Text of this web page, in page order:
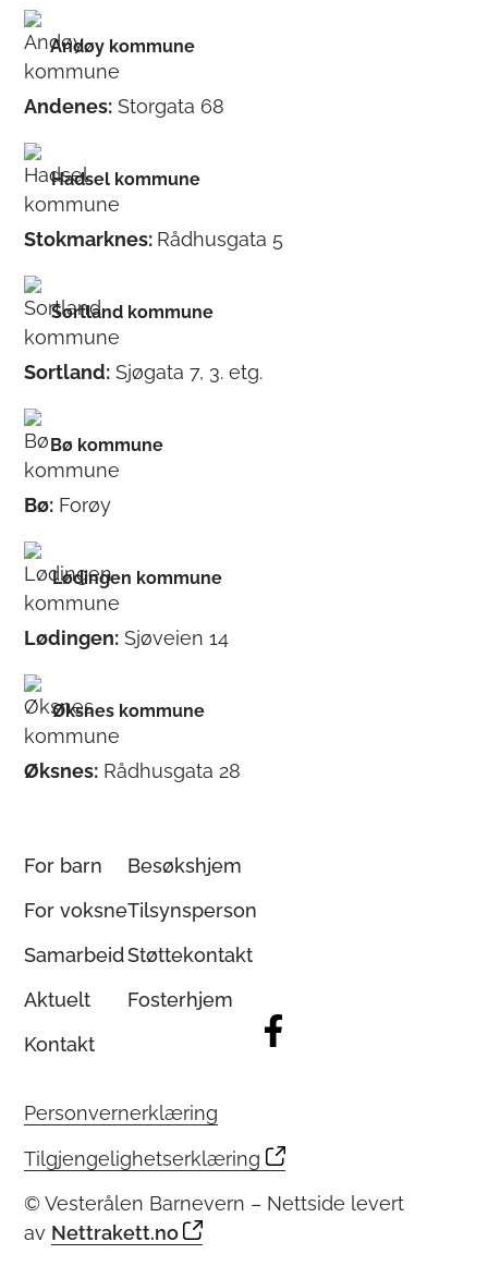
Andøy kommune
Andenes: Storgata 68
Hadsel kommune
Stokmarknes: Rådhusgata 5
Sortland kommune
Sortland: Sjøgata 7, 3. etg.
Bø kommune
Bø: Forøy
Lødingen kommune
Lødingen: Sjøveien 14
Øksnes kommune
Øksnes: Rådhusgata 28
For barn
For voksne
Samarbeid
Aktuelt
Kontakt
Besøkshjem
Tilsynsperson
Støttekontakt
Fosterhjem
Personvernerklæring
Tilgjengelighetserklæring
© Vesterålen Barnevern – Nettside levert
av Nettrakett.no